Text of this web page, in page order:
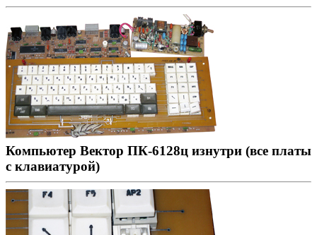
Компьютер Вектор ПК-6128ц изнутри (все платы
с клавиатурой)